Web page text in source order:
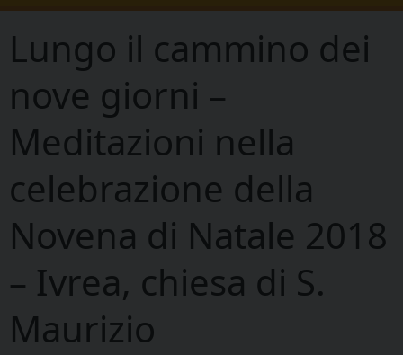
Lungo il cammino dei
nove giorni –
Meditazioni nella
celebrazione della
Novena di Natale 2018
– Ivrea, chiesa di S.
Maurizio